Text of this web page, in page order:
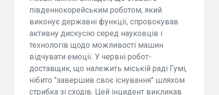
південнокорейським роботом, який
виконує державні функції, спровокував
активну дискусію серед науковців і
технологів щодо можливості машин
відчувати емоції. У червні робот-
доставщик, що належить міській раді Гумі,
нібито "завершив своє існування" шляхом
стрибка зі сходів. Цей інцидент викликав